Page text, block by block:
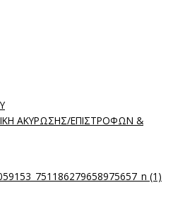
ΑΚΥΡΩΣΗΣ/ΕΠΙΣΤΡΟΦΩΝ &